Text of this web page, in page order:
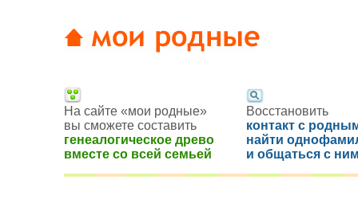
На сайте «мои родные»
вы сможете составить
генеалогическое древо
вместе со всей семьей
Восстановить
контакт с
найти
и общаться с